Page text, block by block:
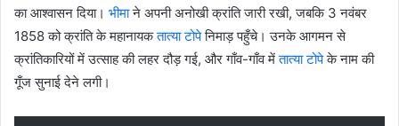
का आश्वासन दिया। भीमाने अपनी अनोखी क्रांति जारी रखी, जबकि 3 नवंबर
1858 को क्रांति के महानायकतात्या टोपेनिमाड़ पहुँचे। उनके आगमन से
क्रांतिकारियों में उत्साह की लहर दौड़ गई, और गाँव-गाँव मेंतात्या टोपेके नाम की
गूँज सुनाई देने लगी।